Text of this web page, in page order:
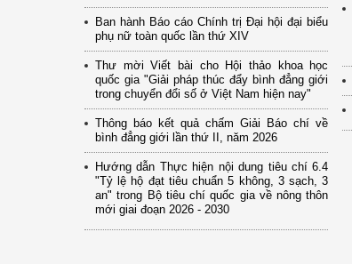
Ban hành Báo cáo Chính trị Đại hội đại biểu
phụ nữ toàn quốc lần thứ XIV
Thư mời Viết bài cho Hội thảo khoa học
quốc gia "Giải pháp thúc đẩy bình đẳng giới
trong chuyển đổi số ở Việt Nam hiện nay"
Thông báo kết quả chấm Giải Báo chí về
bình đẳng giới lần thứ II, năm 2026
Hướng dẫn Thực hiện nội dung tiêu chí 6.4
"Tỷ lệ hộ đạt tiêu chuẩn 5 không, 3 sạch, 3
an" trong Bộ tiêu chí quốc gia về nông thôn
mới giai đoạn 2026 - 2030